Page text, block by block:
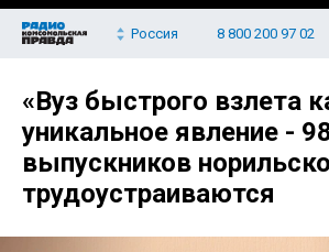
Россия 8 800 200 97 02
«Вуз быстрого взлета
уникальное явление -
выпускников
трудоустраиваются